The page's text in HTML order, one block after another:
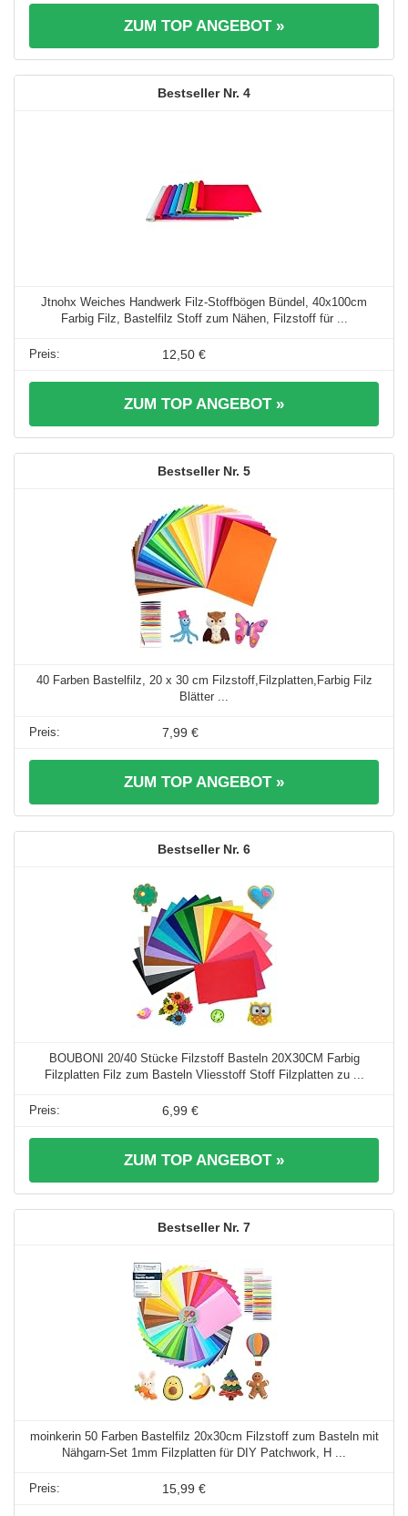
ZUM TOP ANGEBOT »
4
Jtnohx Weiches Handwerk Filz-Stoffbögen Bündel, 40x100cm
Farbig Filz, Bastelfilz Stoff zum Nähen, Filzstoff für ...
12,50 €
ZUM TOP ANGEBOT »
5
40 Farben Bastelfilz, 20 x 30 cm Filzstoff,Filzplatten,Farbig Filz
Blätter ...
7,99 €
ZUM TOP ANGEBOT »
6
BOUBONI 20/40 Stücke Filzstoff Basteln 20X30CM Farbig
Filzplatten Filz zum Basteln Vliesstoff Stoff Filzplatten zu ...
6,99 €
ZUM TOP ANGEBOT »
7
moinkerin 50 Farben Bastelfilz 20x30cm Filzstoff zum Basteln mit
Nähgarn-Set 1mm Filzplatten für DIY Patchwork, H ...
15,99 €